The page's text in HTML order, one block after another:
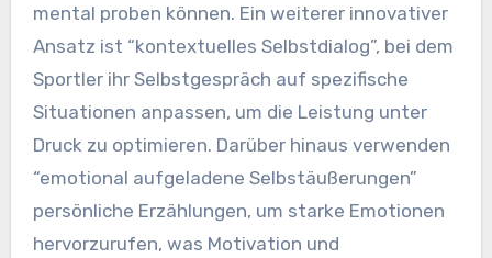
mental proben können. Ein weiterer innovativer
Ansatz ist “kontextuelles Selbstdialog”, bei dem
Sportler ihr Selbstgespräch auf spezifische
Situationen anpassen, um die Leistung unter
Druck zu optimieren. Darüber hinaus verwenden
“emotional aufgeladene Selbstäußerungen”
persönliche Erzählungen, um starke Emotionen
hervorzurufen, was Motivation und